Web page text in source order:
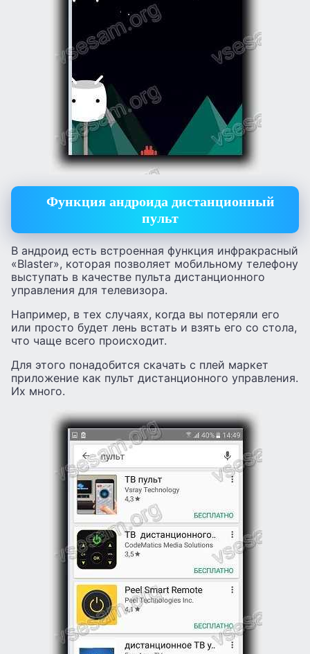
Функция андроида дистанционный
пульт
В андроид есть встроенная функция инфракрасный
«Blaster», которая позволяет мобильному телефону
выступать в качестве пульта дистанционного
управления для телевизора.
Например, в тех случаях, когда вы потеряли его
или просто будет лень встать и взять его со стола,
что чаще всего происходит.
Для этого понадобится скачать с плей маркет
приложение как пульт дистанционного управления.
Их много.